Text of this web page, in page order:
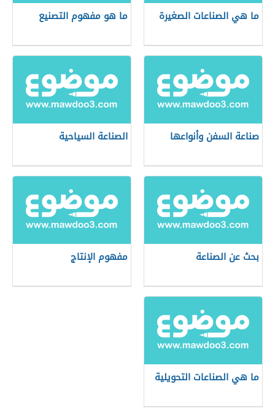
ما هي الصناعات الصغيرة ما هو مفهوم التصنيع
صناعة السفن وأنواعها الصناعة السياحية
بحث عن الصناعة مفهوم الإنتاج
ما هي الصناعات التحويلية